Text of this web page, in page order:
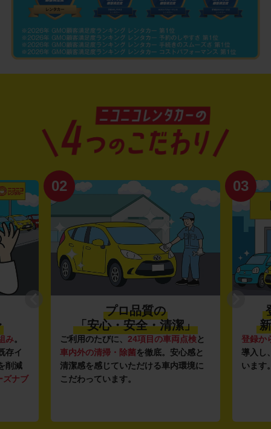
02
プロ品質の
「安心・安全・清潔」
ご利用のたびに、24項目の車両点検と
車内外の清掃・除菌を徹底。安心感と
清潔感を感じていただける車内環境に
こだわっています。
03
登録か
新しい
登録から4年未満
導入し、快適な
います。もちろ